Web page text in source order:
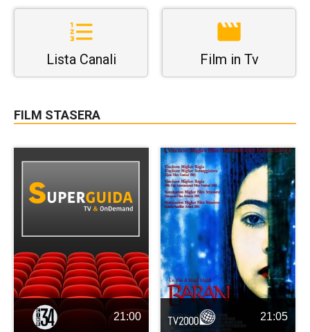
Lista Canali Film in Tv
FILM STASERA
21:00 21:05